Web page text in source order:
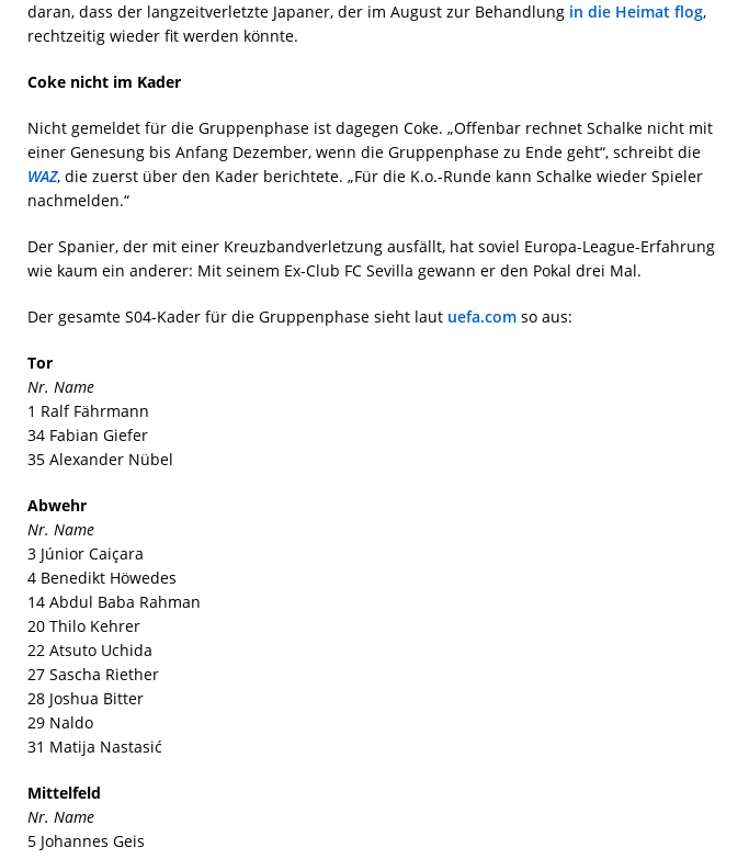
daran, dass der langzeitverletzte Japaner, der im August zur Behandlung in die Heimat flog,
rechtzeitig wieder fit werden könnte.
Coke nicht im Kader
Nicht gemeldet für die Gruppenphase ist dagegen Coke. „Offenbar rechnet Schalke nicht mit
einer Genesung bis Anfang Dezember, wenn die Gruppenphase zu Ende geht“, schreibt die
WAZ, die zuerst über den Kader berichtete. „Für die K.o.-Runde kann Schalke wieder Spieler
nachmelden.“
Der Spanier, der mit einer Kreuzbandverletzung ausfällt, hat soviel Europa-League-Erfahrung
wie kaum ein anderer: Mit seinem Ex-Club FC Sevilla gewann er den Pokal drei Mal.
Der gesamte S04-Kader für die Gruppenphase sieht laut uefa.com so aus:
Tor
Nr. Name
1 Ralf Fährmann
34 Fabian Giefer
35 Alexander Nübel
Abwehr
Nr. Name
3 Júnior Caiçara
4 Benedikt Höwedes
14 Abdul Baba Rahman
20 Thilo Kehrer
22 Atsuto Uchida
27 Sascha Riether
28 Joshua Bitter
29 Naldo
31 Matija Nastasić
Mittelfeld
Nr. Name
5 Johannes Geis